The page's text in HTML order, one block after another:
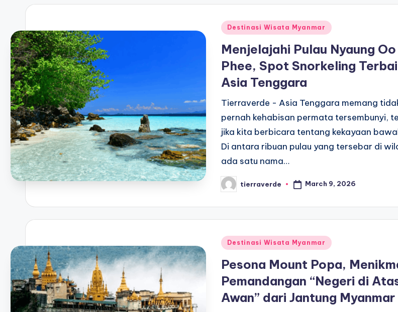
Posted
Destinasi Wisata Myanmar
Menjelajahi Pulau Nyaung Oo
Phee, Spot Snorkeling
Asia Tenggara
Tierraverde - Asia Tenggara memang
pernah kehabisan permata tersembunyi,
jika kita berbicara tentang kekayaan
Di antara ribuan pulau yang tersebar di
ada satu nama…
Posted
by
tierraverde March 9, 2026
Posted
Destinasi Wisata Myanmar
Pesona Mount Popa,
Pemandangan “Negeri di
Awan” dari Jantung Myanmar